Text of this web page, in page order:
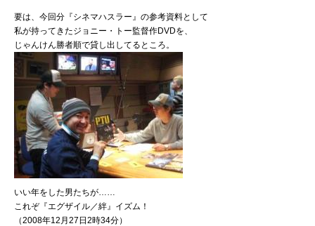
要は、今回分『シネマハスラー』の参考資料として
私が持ってきたジョニー・トー監督作DVDを、
じゃんけん勝者順で貸し出してるところ。
いい年をした男たちが……
これぞ『エグザイル／絆』イズム！
（2008年12月27日2時34分）